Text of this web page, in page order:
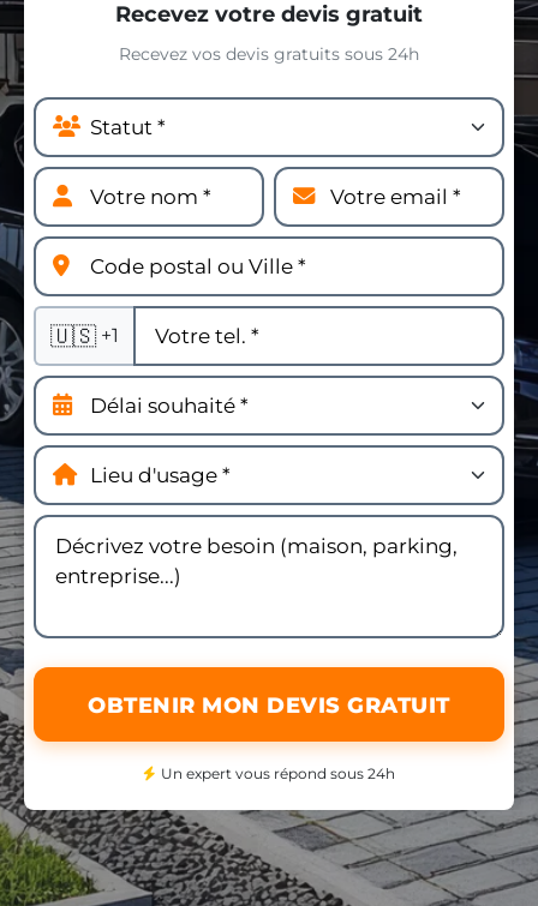
Recevez votre devis gratuit
Recevez vos devis gratuits sous 24h
🇺🇸 +1
OBTENIR MON DEVIS GRATUIT
Un expert vous répond sous 24h